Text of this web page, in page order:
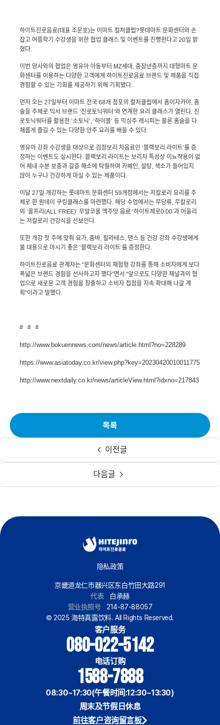
하이트진로음료(대표 조운호)는 이마트 컬처클럽?롯데마트 문화센터와 손
잡고 여름학기 수강생을 위한 협업 클래스 및 이벤트를 진행한다고 20일 밝
혔다.
이번 양사와의 협업은 영유아 아동부터 MZ세대 , 중장년층까지 대형마트 문
화센터를 이용하는 다양한 고객에게 하이트진로음료 브랜드 및 제품을 직접
경험할 수 있는 기회를 제공하기 위해 기획됐다.
먼저 오는 27일부터 이마트 전국 68개 점포의 컬처클럽에서 홈이자카야, 홈
술을 주제로 믹서 브랜드 ‘진로토닉워터’와 연계한 요리 클래스가 열린다. 진
로토닉워터를 활용한 ‘소토닉’, ‘하이볼’ 등 믹싱주 레시피는 물론 홈술을 다
채롭게 즐길 수 있는 다양한 안주 요리를 배울 수 있다.
영유아 강좌 수강생을 대상으로 검정보리 차음료인 ‘블랙보리 라이트’를 증
정하는 이벤트도 실시한다. 블랙보리 라이트는 보리차 특성상 이뇨작용이 없
어 체내 수분 보충과 갈증 해소에 탁월하며 카페인, 설탕, 색소가 들어있지
않아 누구나 건강하게 마실 수 있는 제품이다.
이달 27일 개강하는 롯데마트 문화센터 59개점에서는 저칼로리 요리를 주
제로 한 원데이 쿠킹클래스를 마련했다. 해당 수업에서는 무당류, 무칼로리
의 ‘올프리 (ALL FREE)’ 무알코올 맥주맛 음료 ‘하이트제로0.00’과 어울리
는 저칼로리 건강식을 선보인다.
또한 개강 첫 주에 맞춰 요가, 줌바, 필라테스, 댄스 등 건강 강좌 수강생에게
물 대용으로 마시기 좋은 ‘블랙보리 라이트’를 증정한다.
하이트진로음료 관계자는 “문화센터의 체험형 강좌를 통해 소비자에게 보다
폭넓은 브랜드 경험을 선사하고자 했다”면서 “앞으로도 다양한 채널과의 협
업으로 새로운 고객 경험을 창출하고 소비자 접점을 지속 확대해 나갈 계
획"이라고 말했다.
# # #
http://www.bokuennews.com/news/article.html?no=228289
https://www.asiatoday.co.kr/view.php?key=20230420010011775
http://www.nextdaily.co.kr/news/articleView.html?idxno=217843
이전글
목록
다음글
隐私政策
京畿道龙仁市器兴区东白竹田大路291
代表
白承赫
营业执照号
214-87-88057
© 2025 海特真露饮料. All Rights Reserved.
客户服务
080-022-5142
电话订购
1588-7888
08:30~17:30(午餐时间:12:30~13:30)
周末及节假日休息
前往客户咨询留言板